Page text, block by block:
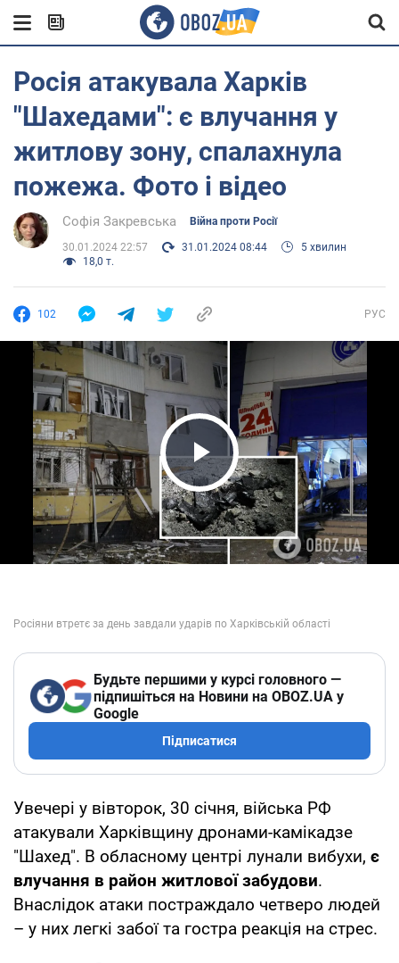
Росія атакувала Харків
"Шахедами": є влучання у
житлову зону, спалахнула
пожежа. Фото і відео
Софія Закревська Війна проти Росії
30.01.2024 22:57 31.01.2024 08:44
5 хвилин
18,0 т.
102 РУС
Play Video
Будьте першими у курсі головного —
підпишіться на Новини на OBOZ.UA у
Google
Підписатися
Увечері у вівторок, 30 січня, війська РФ
атакували Харківщину дронами-камікадзе
"Шахед". В обласному центрі лунали вибухи, є
влучання в район житлової забудови.
Внаслідок атаки постраждало четверо людей
– у них легкі забої та гостра реакція на стрес.